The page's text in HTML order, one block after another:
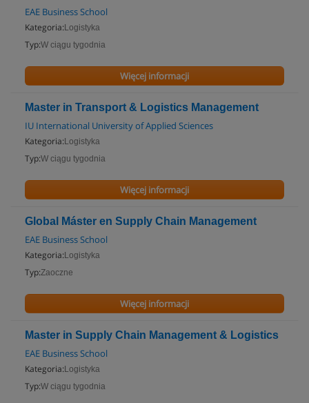
EAE Business School
Kategoria: Logistyka
Typ:W ciągu tygodnia
Więcej informacji
Master in Transport & Logistics Management
IU International University of Applied Sciences
Kategoria: Logistyka
Typ:W ciągu tygodnia
Więcej informacji
Global Máster en Supply Chain Management
EAE Business School
Kategoria: Logistyka
Typ:Zaoczne
Więcej informacji
Master in Supply Chain Management & Logistics
EAE Business School
Kategoria: Logistyka
Typ:W ciągu tygodnia